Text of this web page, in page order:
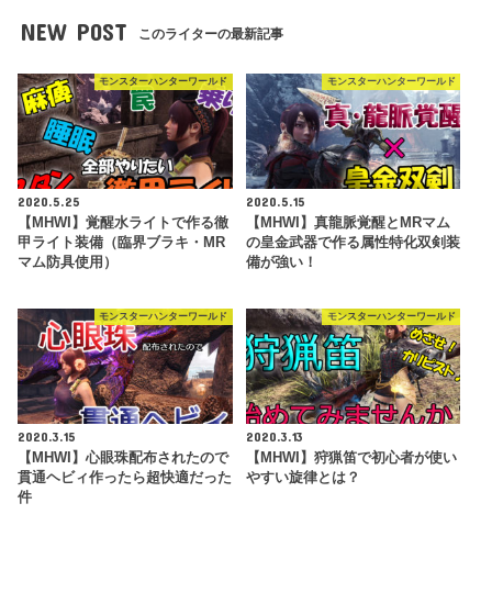
NEW POST このライターの最新記事
モンスターハンターワールド
2020.5.25
【MHWI】覚醒水ライトで作る徹
甲ライト装備（臨界ブラキ・MR
マム防具使用）
モンスターハンターワールド
2020.5.15
【MHWI】真龍脈覚醒とMRマム
の皇金武器で作る属性特化双剣装
備が強い！
モンスターハンターワールド
2020.3.15
【MHWI】心眼珠配布されたので
貫通ヘビィ作ったら超快適だった
件
モンスターハンターワールド
2020.3.13
【MHWI】狩猟笛で初心者が使い
やすい旋律とは？